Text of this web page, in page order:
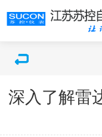
深入了解雷